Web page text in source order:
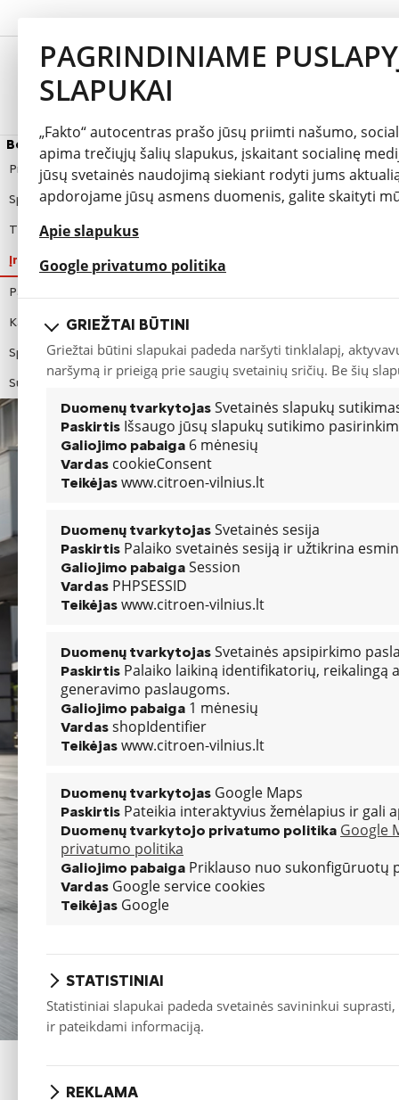
PAGRINDINIAME
SLAPUKAI
„Fakto“ autocentras prašo jūsų priimti našumo,
apima trečiųjų šalių slapukus, įskaitant socialinę
jūsų svetainės naudojimą siekiant rodyti jums
apdorojame jūsų asmens duomenis, galite skaityti
Apie slapukus
Google privatumo politika
GRIEŽTAI BŪTINI
Griežtai būtini slapukai padeda naršyti tinklalapį,
naršymą ir prieigą prie saugių svetainių sričių. Be šių
Duomenų tvarkytojas Svetainės slapukų
Paskirtis Išsaugo jūsų slapukų sutikimo
Galiojimo pabaiga 6 mėnesių
Vardas cookieConsent
Teikėjas www.citroen-vilnius.lt
Duomenų tvarkytojas Svetainės sesija
Paskirtis Palaiko svetainės sesiją ir užtikrina
Galiojimo pabaiga Session
Vardas PHPSESSID
Teikėjas www.citroen-vilnius.lt
Duomenų tvarkytojas Svetainės apsipirkimo
Paskirtis Palaiko laikiną identifikatorių,
generavimo paslaugoms.
Galiojimo pabaiga 1 mėnesių
Vardas shopIdentifier
Teikėjas www.citroen-vilnius.lt
Duomenų tvarkytojas Google Maps
Paskirtis Pateikia interaktyvius žemėlapius ir gali
Duomenų tvarkytojo privatumo politika Google
privatumo politika
Galiojimo pabaiga Priklauso nuo sukonfigūruotų
Vardas Google service cookies
Teikėjas Google
STATISTINIAI
Statistiniai slapukai padeda svetainės savininkui
ir pateikdami informaciją.
REKLAMA
ModeliaiSpecialūs pasiūlymai
Berlingo VAN
Prezentacija
Spalvų pasirinkimas
Techniniai duomenys
Įranga
Papildoma įranga
Kainos
Specialūs pasiūlymai
Susikomplektuoti
ĮRANGA